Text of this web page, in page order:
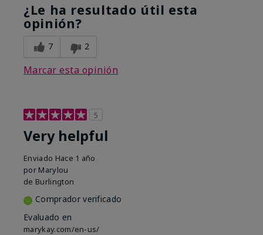
¿Le ha resultado útil esta
opinión?
7 2
Marcar esta opinión
5
Very helpful
Enviado Hace 1 año
por Marylou
de Burlington
Comprador verificado
Evaluado en
marykay.com/en-us/